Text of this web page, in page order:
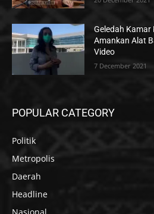
Geledah Kamar
Amankan Alat
Video
7 December 2021
POPULAR CATEGORY
Politik
Metropolis
Daerah
Headline